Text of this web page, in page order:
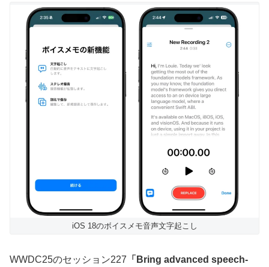
iOS 18のボイスメモ音声文字起こし
WWDC25のセッション227 「Bring advanced speech-